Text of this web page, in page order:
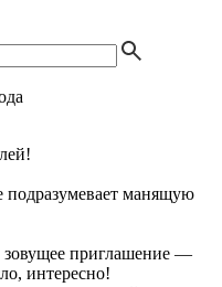
подразумевает манящую
зовущее приглашение —
интересно!